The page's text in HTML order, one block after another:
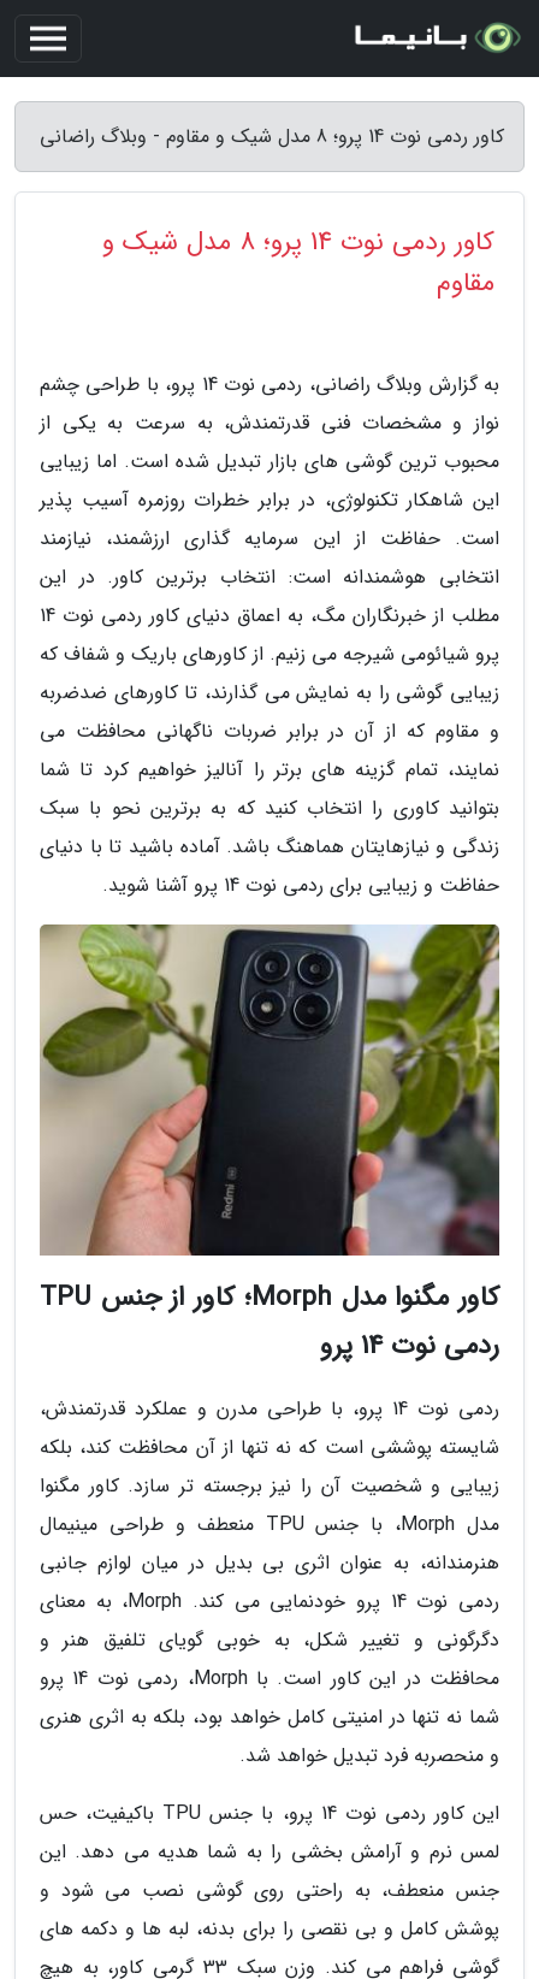
کاور ردمی نوت 14 پرو؛ 8 مدل شیک و مقاوم - وبلاگ راضانی
کاور ردمی نوت 14 پرو؛ 8 مدل شیک و
مقاوم
به گزارش وبلاگ راضانی، ردمی نوت 14 پرو، با طراحی چشم
نواز و مشخصات فنی قدرتمندش، به سرعت به یکی از
محبوب ترین گوشی های بازار تبدیل شده است. اما زیبایی
این شاهکار تکنولوژی، در برابر خطرات روزمره آسیب پذیر
است. حفاظت از این سرمایه گذاری ارزشمند، نیازمند
انتخابی هوشمندانه است: انتخاب برترین کاور. در این
مطلب از خبرنگاران مگ، به اعماق دنیای کاور ردمی نوت 14
پرو شیائومی شیرجه می زنیم. از کاورهای باریک و شفاف که
زیبایی گوشی را به نمایش می گذارند، تا کاورهای ضدضربه
و مقاوم که از آن در برابر ضربات ناگهانی محافظت می
نمایند، تمام گزینه های برتر را آنالیز خواهیم کرد تا شما
بتوانید کاوری را انتخاب کنید که به برترین نحو با سبک
زندگی و نیازهایتان هماهنگ باشد. آماده باشید تا با دنیای
حفاظت و زیبایی برای ردمی نوت 14 پرو آشنا شوید.
کاور مگنوا مدل Morph؛ کاور از جنس TPU
ردمی نوت 14 پرو
ردمی نوت 14 پرو، با طراحی مدرن و عملکرد قدرتمندش،
شایسته پوششی است که نه تنها از آن محافظت کند، بلکه
زیبایی و شخصیت آن را نیز برجسته تر سازد. کاور مگنوا
مدل Morph، با جنس TPU منعطف و طراحی مینیمال
هنرمندانه، به عنوان اثری بی بدیل در میان لوازم جانبی
ردمی نوت 14 پرو خودنمایی می کند. Morph، به معنای
دگرگونی و تغییر شکل، به خوبی گویای تلفیق هنر و
محافظت در این کاور است. با Morph، ردمی نوت 14 پرو
شما نه تنها در امنیتی کامل خواهد بود، بلکه به اثری هنری
و منحصربه فرد تبدیل خواهد شد.
این کاور ردمی نوت 14 پرو، با جنس TPU باکیفیت، حس
لمس نرم و آرامش بخشی را به شما هدیه می دهد. این
جنس منعطف، به راحتی روی گوشی نصب می شود و
پوشش کامل و بی نقصی را برای بدنه، لبه ها و دکمه های
گوشی فراهم می کند. وزن سبک 33 گرمی کاور، به هیچ